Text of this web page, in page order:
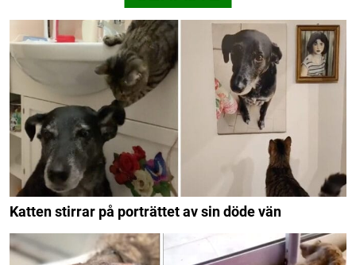
Katten stirrar på porträttet av sin döde vän